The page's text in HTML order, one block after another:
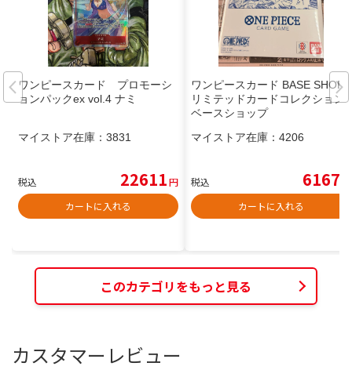
ワンピースカード プロモーシ
ョンパックex vol.4 ナミ
マイストア在庫： 3831
税込 22611円
カートに入れる
ワンピースカード BASE SHOP
リミテッドカードコレクション
ベースショップ
マイストア在庫： 4206
税込 6167
カートに入れる
このカテゴリをもっと見る
カスタマーレビュー